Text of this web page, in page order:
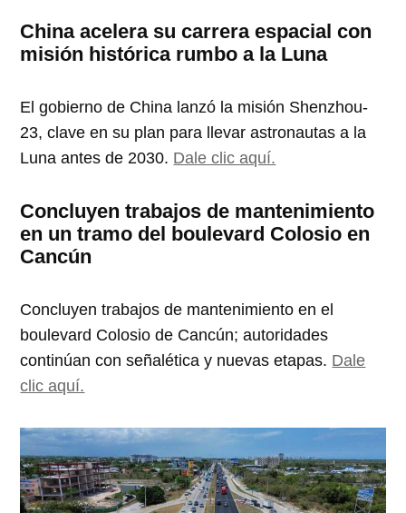
China acelera su carrera espacial con
misión histórica rumbo a la Luna
El gobierno de China lanzó la misión Shenzhou-
23, clave en su plan para llevar astronautas a la
Luna antes de 2030. Dale clic aquí.
Concluyen trabajos de mantenimiento
en un tramo del boulevard Colosio en
Cancún
Concluyen trabajos de mantenimiento en el
boulevard Colosio de Cancún; autoridades
continúan con señalética y nuevas etapas. Dale
clic aquí.